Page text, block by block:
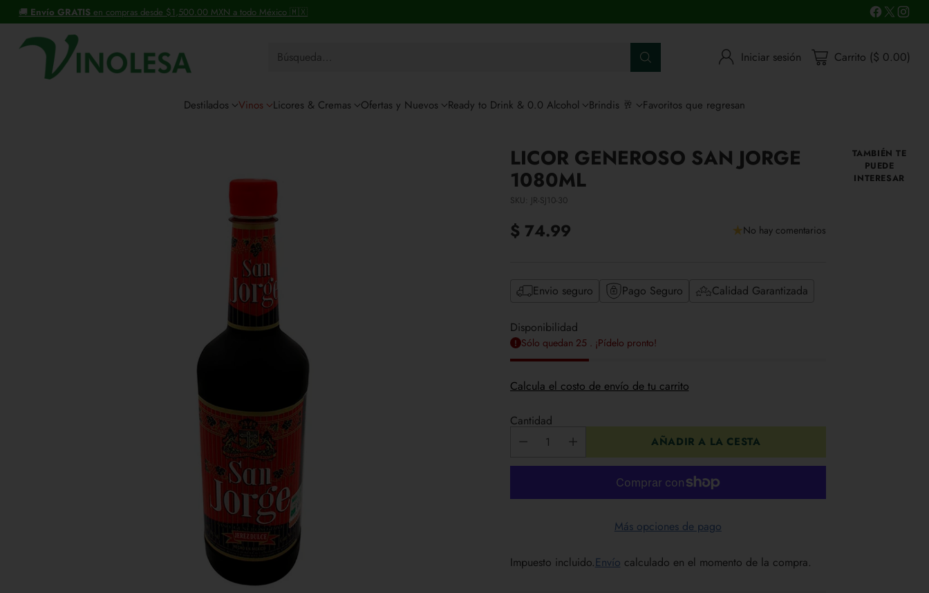
+30 años distribuyendo vinos y licores.
Búsqueda… Iniciar sesión Carrito ($ 0.00)
Destilados Vinos Licores & Cremas Ofertas y Nuevos Ready to Drink & 0.0 Alcohol Brindis 🥂 Favoritos que regresan
LICOR GENEROSO SAN JORGE
1080ML
SKU: JR-SJ10-30
Precio
$ 74.99 No hay comentarios
Envio seguro Pago Seguro Calidad Garantizada
Disponibilidad
Sólo quedan 25 . ¡Pídelo pronto!
Calcula el costo de envío de tu carrito
Cantidad
AÑADIR A LA CESTA
Más opciones de pago
Impuesto incluido.Envío calculado en el momento de la compra.
TAMBIÉN TE
PUEDE
INTERESAR